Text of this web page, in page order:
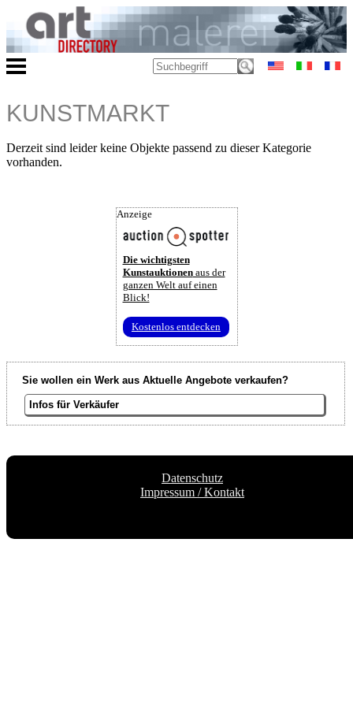
KUNSTMARKT
Derzeit sind leider keine Objekte passend zu dieser Kategorie
vorhanden.
Anzeige
Die wichtigsten
Kunstauktionenaus der
ganzen Welt auf einen
Blick!
Kostenlos entdecken
Sie wollen ein Werk aus Aktuelle Angebote verkaufen?
Infos für Verkäufer
Datenschutz
Impressum / Kontakt